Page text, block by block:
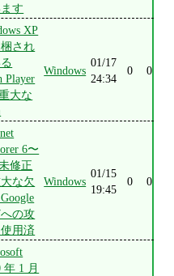
す
XP
され
Player
大な
Windows
01/17
24:34
0 0
6〜
修正
な欠
の攻
用済
Windows
01/15
19:45
0 0
年 1 月